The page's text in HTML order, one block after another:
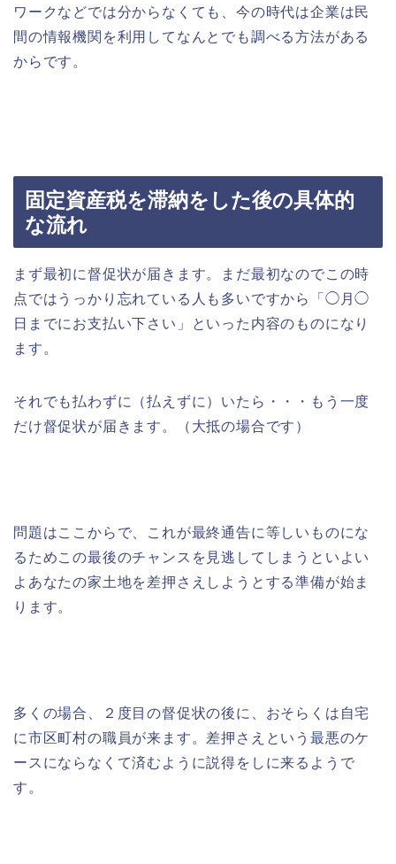
ワークなどでは分からなくても、今の時代は企業は民
間の情報機関を利用してなんとでも調べる方法がある
からです。
固定資産税を滞納をした後の具体的
な流れ
まず最初に督促状が届きます。まだ最初なのでこの時
点ではうっかり忘れている人も多いですから「◯月◯
日までにお支払い下さい」といった内容のものになり
ます。
それでも払わずに（払えずに）いたら・・・もう一度
だけ督促状が届きます。（大抵の場合です）
問題はここからで、これが最終通告に等しいものにな
るためこの最後のチャンスを見逃してしまうといよい
よあなたの家土地を差押さえしようとする準備が始ま
ります。
多くの場合、２度目の督促状の後に、おそらくは自宅
に市区町村の職員が来ます。差押さえという最悪のケ
ースにならなくて済むように説得をしに来るようで
す。